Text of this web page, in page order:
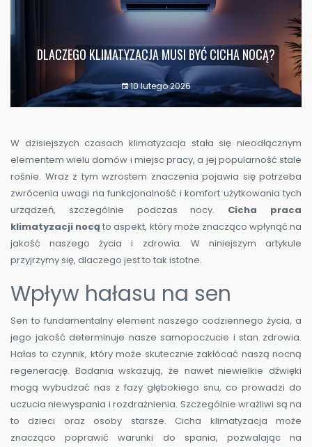
DLACZEGO KLIMATYZACJA MUSI BYĆ CICHA NOCĄ?
10 lutego 2026
W dzisiejszych czasach klimatyzacja stała się nieodłącznym
elementem wielu domów i miejsc pracy, a jej popularność stale
rośnie. Wraz z tym wzrostem znaczenia pojawia się potrzeba
zwrócenia uwagi na funkcjonalność i komfort użytkowania tych
urządzeń, szczególnie podczas nocy. Cicha praca
klimatyzacji nocą to aspekt, który może znacząco wpłynąć na
jakość naszego życia i zdrowia. W niniejszym artykule
przyjrzymy się, dlaczego jest to tak istotne.
Wpływ hałasu na sen
Sen to fundamentalny element naszego codziennego życia, a
jego jakość determinuje nasze samopoczucie i stan zdrowia.
Hałas to czynnik, który może skutecznie zakłócać naszą nocną
regenerację. Badania wskazują, że nawet niewielkie dźwięki
mogą wybudzać nas z fazy głębokiego snu, co prowadzi do
uczucia niewyspania i rozdrażnienia. Szczególnie wrażliwi są na
to dzieci oraz osoby starsze. Cicha klimatyzacja może
znacząco poprawić warunki do spania, pozwalając na